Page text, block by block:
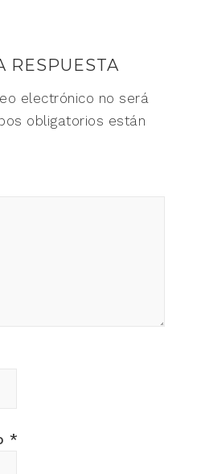
RESPUESTA
electrónico no será
obligatorios están
*